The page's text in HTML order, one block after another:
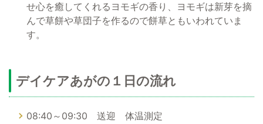
せ心を癒してくれるヨモギの香り、ヨモギは新芽を摘
んで草餅や草団子を作るので餅草ともいわれていま
す。
デイケアあがの１日の流れ
08:40～09:30 送迎 体温測定